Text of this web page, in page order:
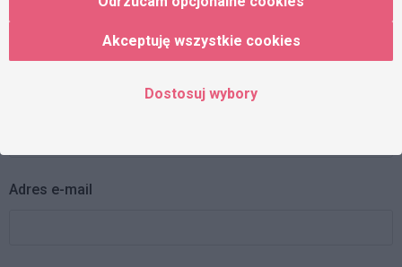
Adres e-mail
Akceptuję wszystkie cookies
Dostosuj wybory